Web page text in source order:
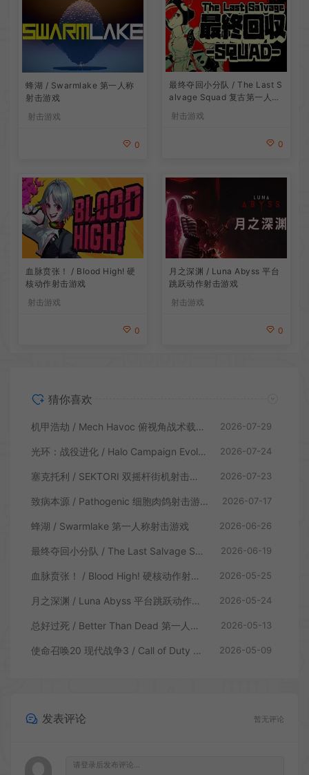
蜂湖 / Swarmlake 第一人称
射击游戏
射击游戏
0
最终夺回小分队 / The Last S
alvage Squad 复古第一人称
射击游戏
射击游戏
0
血脉贲张！ / Blood High! 硬
核动作射击游戏
射击游戏
0
月之深渊 / Luna Abyss 平台
跳跃动作射击游戏
射击游戏
0
猜你喜欢
机甲浩劫 / Mech Havoc 俯视角战术载具射击游戏 2026-07-29
光环：战役进化 / Halo Campaign Evolved 科幻射击游戏 2026-07-24
塞克托利 / SEKTORI 双摇杆街机射击游戏 2026-07-23
致病本源 / Pathogenic 细胞肉鸽射击游戏 2026-07-17
蜂湖 / Swarmlake 第一人称射击游戏 2026-06-26
最终夺回小分队 / The Last Salvage Squad 复古第一人称射击游戏 2026-06-19
血脉贲张！ / Blood High! 硬核动作射击游戏 2026-05-25
月之深渊 / Luna Abyss 平台跳跃动作射击游戏 2026-05-24
总好过死 / Better Than Dead 第一人称射击游戏 2026-05-13
使命召唤20 现代战争3 / Call of Duty Modern Warfare 3 第一人称射击游戏 2026-05-09
发表评论 暂无评论